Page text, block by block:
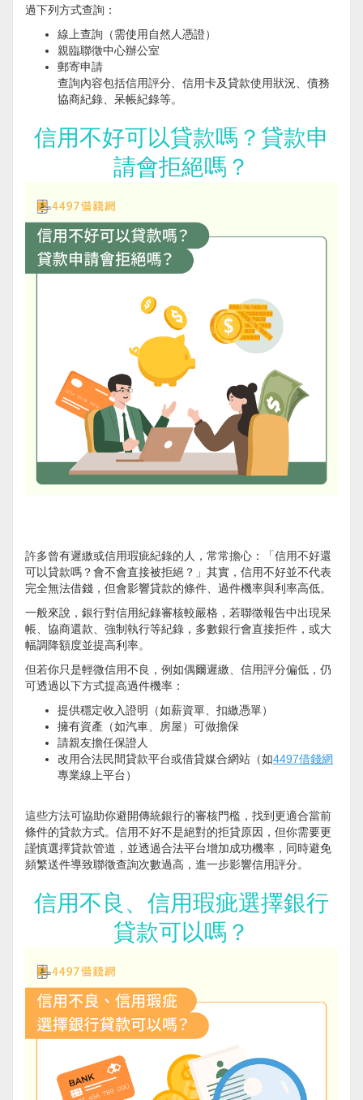
過下列方式查詢：
線上查詢（需使用自然人憑證）
親臨聯徵中心辦公室
郵寄申請
查詢內容包括信用評分、信用卡及貸款使用狀況、債務
協商紀錄、呆帳紀錄等。
信用不好可以貸款嗎？貸款申
請會拒絕嗎？
許多曾有遲繳或信用瑕疵紀錄的人，常常擔心：「信用不好還
可以貸款嗎？會不會直接被拒絕？」其實，信用不好並不代表
完全無法借錢，但會影響貸款的條件、過件機率與利率高低。
一般來說，銀行對信用紀錄審核較嚴格，若聯徵報告中出現呆
帳、協商還款、強制執行等紀錄，多數銀行會直接拒件，或大
幅調降額度並提高利率。
但若你只是輕微信用不良，例如偶爾遲繳、信用評分偏低，仍
可透過以下方式提高過件機率：
提供穩定收入證明（如薪資單、扣繳憑單）
擁有資產（如汽車、房屋）可做擔保
請親友擔任保證人
改用合法民間貸款平台或借貸媒合網站（如4497借錢網
專業線上平台）
這些方法可協助你避開傳統銀行的審核門檻，找到更適合當前
條件的貸款方式。信用不好不是絕對的拒貸原因，但你需要更
謹慎選擇貸款管道，並透過合法平台增加成功機率，同時避免
頻繁送件導致聯徵查詢次數過高，進一步影響信用評分。
信用不良、信用瑕疵選擇銀行
貸款可以嗎？